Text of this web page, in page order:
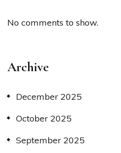
No comments to show.
Archive
December 2025
October 2025
September 2025